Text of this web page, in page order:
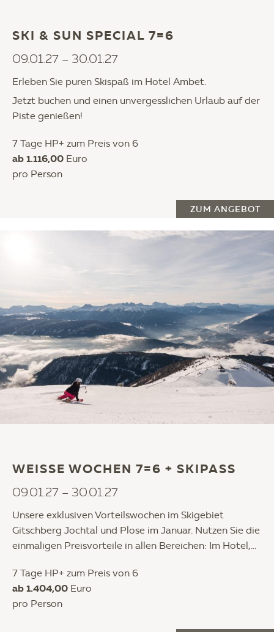
SKI & SUN SPECIAL 7=6
09.01.27 – 30.01.27
Erleben Sie puren Skispaß im Hotel Ambet.
Jetzt buchen und einen unvergesslichen Urlaub auf der
Piste genießen!
7 Tage HP+ zum Preis von 6
ab 1.116,00 Euro
pro Person
ZUM ANGEBOT
WEISSE WOCHEN 7=6 + SKIPASS
09.01.27 – 30.01.27
Unsere exklusiven Vorteilswochen im Skigebiet
Gitschberg Jochtal und Plose im Januar. Nutzen Sie die
einmaligen Preisvorteile in allen Bereichen: Im Hotel,...
7 Tage HP+ zum Preis von 6
ab 1.404,00 Euro
pro Person